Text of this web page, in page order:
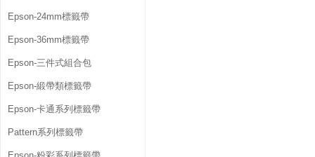
Epson-24mm標籤帶
Epson-36mm標籤帶
Epson-三件式組合包
Epson-緞帶類標籤帶
Epson-卡通系列標籤帶
Pattern系列標籤帶